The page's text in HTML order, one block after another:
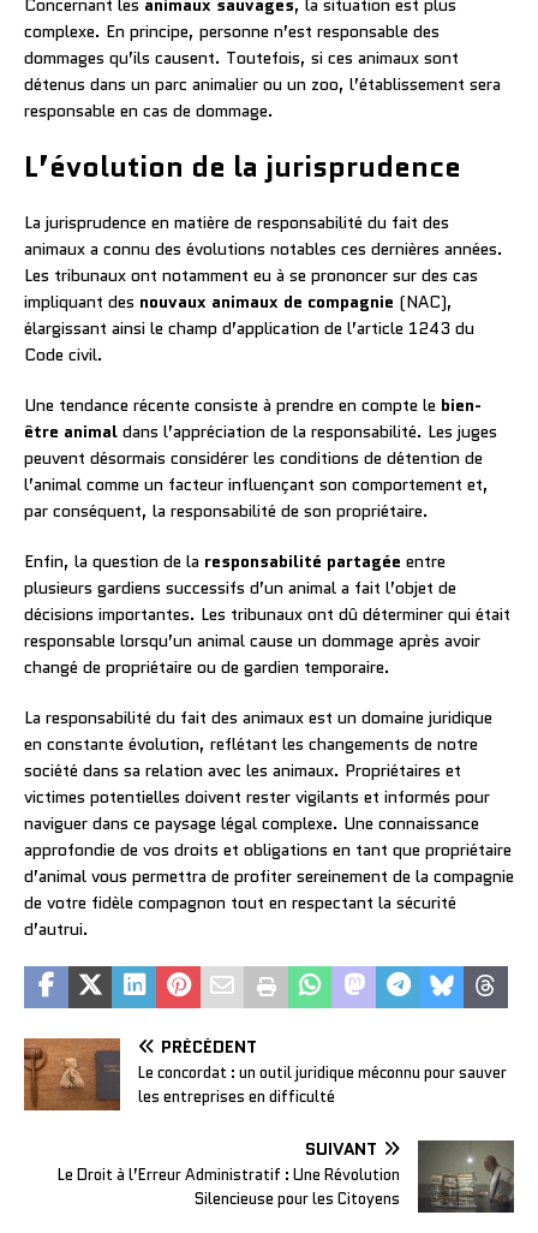
complexe. En principe, personne n’est responsable des
dommages qu’ils causent. Toutefois, si ces animaux sont
détenus dans un parc animalier ou un zoo, l’établissement sera
responsable en cas de dommage.
L’évolution de la jurisprudence
La jurisprudence en matière de responsabilité du fait des
animaux a connu des évolutions notables ces dernières années.
Les tribunaux ont notamment eu à se prononcer sur des cas
impliquant des nouvaux animaux de compagnie (NAC),
élargissant ainsi le champ d’application de l’article 1243 du
Code civil.
Une tendance récente consiste à prendre en compte le bien-
être animal dans l’appréciation de la responsabilité. Les juges
peuvent désormais considérer les conditions de détention de
l’animal comme un facteur influençant son comportement et,
par conséquent, la responsabilité de son propriétaire.
Enfin, la question de la responsabilité partagée entre
plusieurs gardiens successifs d’un animal a fait l’objet de
décisions importantes. Les tribunaux ont dû déterminer qui était
responsable lorsqu’un animal cause un dommage après avoir
changé de propriétaire ou de gardien temporaire.
La responsabilité du fait des animaux est un domaine juridique
en constante évolution, reflétant les changements de notre
société dans sa relation avec les animaux. Propriétaires et
victimes potentielles doivent rester vigilants et informés pour
naviguer dans ce paysage légal complexe. Une connaissance
approfondie de vos droits et obligations en tant que propriétaire
d’animal vous permettra de profiter sereinement de la compagnie
de votre fidèle compagnon tout en respectant la sécurité
d’autrui.
PRÉCÉDENT
Le concordat : un outil juridique méconnu pour sauver
les entreprises en difficulté
SUIVANT
Le Droit à l’Erreur Administratif : Une Révolution
Silencieuse pour les Citoyens